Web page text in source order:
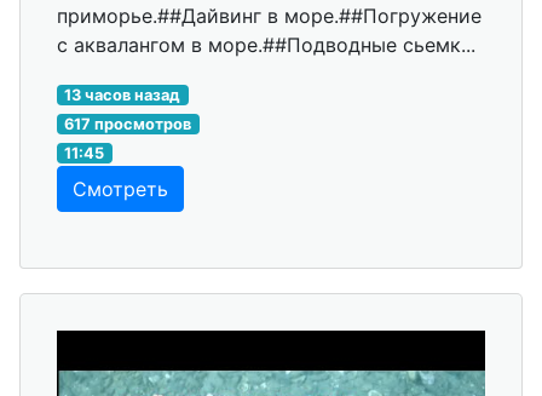
приморье.##Дайвинг в море.##Погружение
с аквалангом в море.##Подводные сьемк...
13 часов назад
617 просмотров
11:45
Смотреть